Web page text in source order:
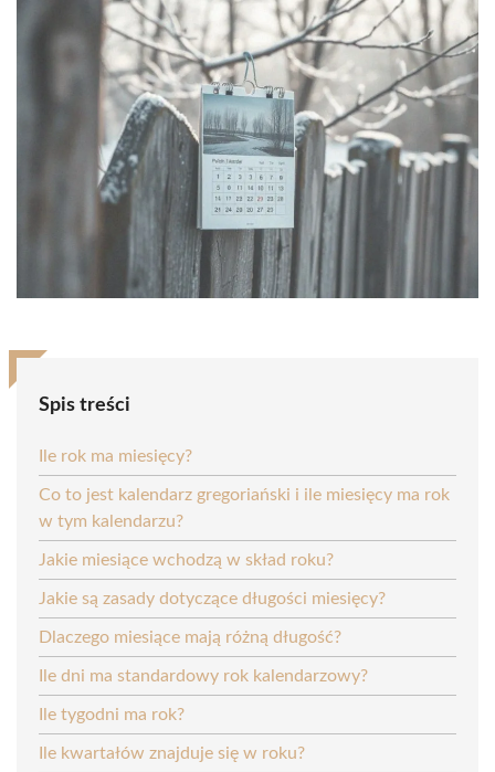
Spis treści
Ile rok ma miesięcy?
Co to jest kalendarz gregoriański i ile miesięcy ma rok
w tym kalendarzu?
Jakie miesiące wchodzą w skład roku?
Jakie są zasady dotyczące długości miesięcy?
Dlaczego miesiące mają różną długość?
Ile dni ma standardowy rok kalendarzowy?
Ile tygodni ma rok?
Ile kwartałów znajduje się w roku?